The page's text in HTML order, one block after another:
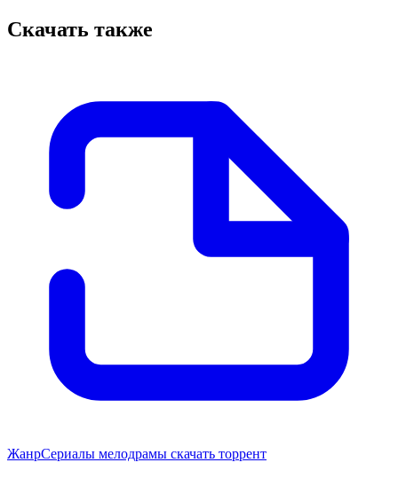
Скачать также
ЖанрСериалы мелодрамы скачать торрент